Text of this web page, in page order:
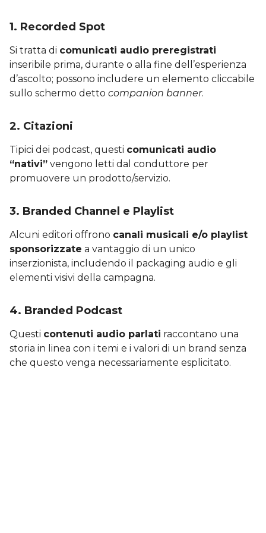
1. Recorded Spot
Si tratta di comunicati audio preregistrati
inseribile prima, durante o alla fine dell’esperienza
d’ascolto; possono includere un elemento cliccabile
sullo schermo detto companion banner.
2. Citazioni
Tipici dei podcast, questi comunicati audio
“nativi” vengono letti dal conduttore per
promuovere un prodotto/servizio.
3. Branded Channel e Playlist
Alcuni editori offrono canali musicali e/o playlist
sponsorizzate a vantaggio di un unico
inserzionista, includendo il packaging audio e gli
elementi visivi della campagna.
4. Branded Podcast
Questi contenuti audio parlati raccontano una
storia in linea con i temi e i valori di un brand senza
che questo venga necessariamente esplicitato.